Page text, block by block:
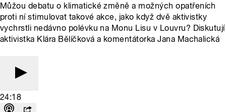
Můžou debatu o klimatické změně a možných opatřeních
proti ní stimulovat takové akce, jako když dvě aktivistky
vychrstli nedávno polévku na Monu Lisu v Louvru? Diskutují
aktivistka Klára Bělíčková a komentátorka Jana Machalická
24:18